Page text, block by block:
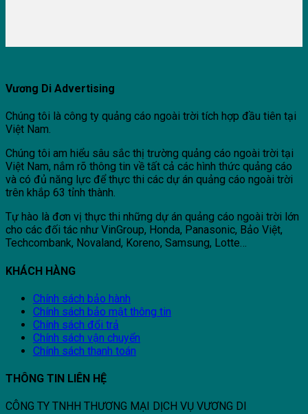
Vương Di Advertising
Chúng tôi là công ty quảng cáo ngoài trời tích hợp đầu tiên tại
Việt Nam.
Chúng tôi am hiểu sâu sắc thị trường quảng cáo ngoài trời tại
Việt Nam, nắm rõ thông tin về tất cả các hình thức quảng cáo
và có đủ năng lực để thực thi các dự án quảng cáo ngoài trời
trên khắp 63 tỉnh thành.
Tự hào là đơn vị thực thi những dự án quảng cáo ngoài trời lớn
cho các đối tác như VinGroup, Honda, Panasonic, Bảo Việt,
Techcombank, Novaland, Koreno, Samsung, Lotte…
KHÁCH HÀNG
Chính sách bảo hành
Chính sách bảo mật thông tin
Chính sách đổi trả
Chính sách vận chuyển
Chính sách thanh toán
THÔNG TIN LIÊN HỆ
CÔNG TY TNHH THƯƠNG MẠI DỊCH VỤ VƯƠNG DI